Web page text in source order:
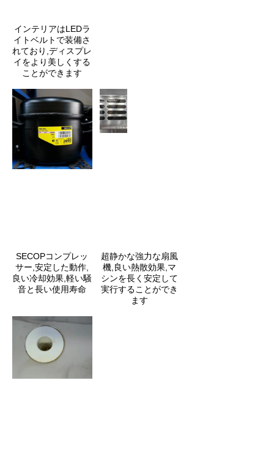
インテリアはLEDラ
イトベルトで装備さ
れており,ディスプレ
イをより美しくする
ことができます
SECOPコンプレッ
サー,安定した動作,
良い冷却効果,軽い騒
音と長い使用寿命
超静かな強力な扇風
機,良い熱散効果,マ
シンを長く安定して
実行することができ
ます